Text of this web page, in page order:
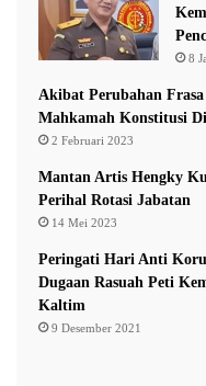
8
Akibat Perubahan
Mahkamah Konstitusi
2 Februari 2023
Mantan Artis Hengky
Perihal Rotasi Jabatan
14 Mei 2023
Peringati Hari Anti
Dugaan Rasuah Peti
Kaltim
9 Desember 2021